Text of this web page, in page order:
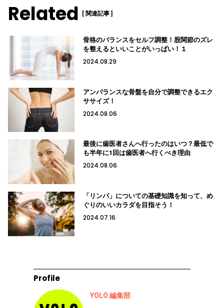
Related [ 関連記事 ]
骨格のバランスをセルフ調整！股関節のズレ
を整えるといいことがいっぱい！１
2024.08.29
アンバランスな骨盤を自分で調整できるエク
ササイズ！
2024.08.06
最後に歯医者さんへ行ったのはいつ？最低で
も半年に1回は歯医者へ行くべき理由
2024.08.06
「リンパ」についての基礎知識を知って、め
ぐりのいいカラダを目指そう！
2024.07.16
Profile
YOLO 編集部